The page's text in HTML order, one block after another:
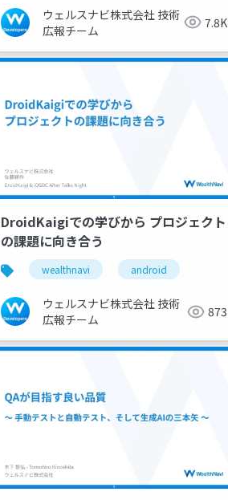
ウェルスナビ株式会社 技術
広報チーム
7.8K
DroidKaigiでの学びから プロジェクト
の課題に向き合う
wealthnavi android
ウェルスナビ株式会社 技術
広報チーム
873